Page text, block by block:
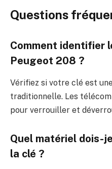
Questions
Comment identifier
Peugeot 208 ?
Vérifiez si votre clé est
traditionnelle. Les
pour verrouiller et
Quel matériel dois-
la clé ?